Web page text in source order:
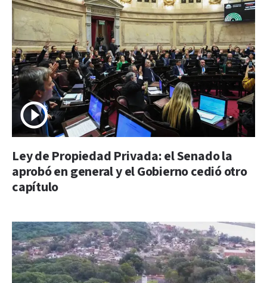
Ley de Propiedad Privada: el Senado la
aprobó en general y el Gobierno cedió otro
capítulo